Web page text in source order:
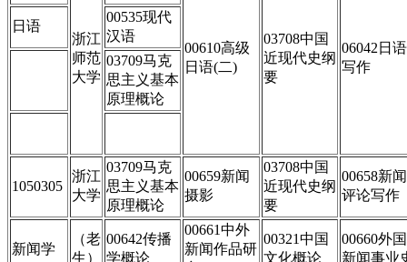
浙江
师范
大学
00610高级
日语(二)
03708中国
近现代史纲
要
06042日语
写作
日语
00535现代
汉语
03709马克
思主义基本
原理概论
1050305
浙江
大学
03709马克
思主义基本
原理概论
00659新闻
摄影
03708中国
近现代史纲
要
00658新闻
评论写作
新闻学
（老
生）
00642传播
学概论
00661中外
新闻作品研
00321中国
文化概论
00660外国
新闻事业